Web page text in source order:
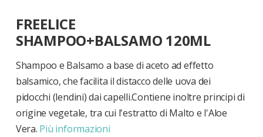
all'inizio
della
galleria
di
immagini
FREELICE
SHAMPOO+BALSAMO 120ML
Shampoo e Balsamo a base di aceto ad effetto
balsamico, che facilita il distacco delle uova dei
pidocchi (lendini) dai capelli.Contiene inoltre principi di
origine vegetale, tra cui l'estratto di Malto e l'Aloe
Vera. Più informazioni